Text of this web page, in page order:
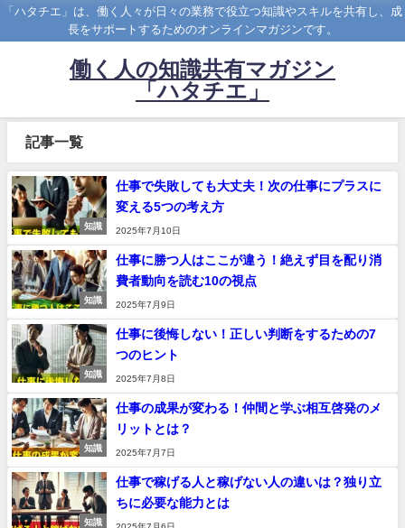
「ハタチエ」は、働く人々が日々の業務で役立つ知識やスキルを共有し、成
長をサポートするためのオンラインマガジンです。
働く人の知識共有マガジン
「ハタチエ」
記事一覧
知識
仕事で失敗しても大丈夫！次の仕事にプラスに
変える5つの考え方
2025年7月10日
知識
仕事に勝つ人はここが違う！絶えず目を配り消
費者動向を読む10の視点
2025年7月9日
知識
仕事に後悔しない！正しい判断をするための7
つのヒント
2025年7月8日
知識
仕事の成果が変わる！仲間と学ぶ相互啓発のメ
リットとは？
2025年7月7日
知識
仕事で稼げる人と稼げない人の違いは？独り立
ちに必要な能力とは